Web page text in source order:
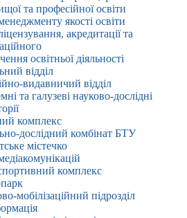
та професійної освіти
якості освіти
акредитації та
освітньої діяльності
відділ
видавничий відділ
та галузеві науково-дослідні
комплекс
дослідний комбінат БТУ
містечко
комплекс
мобілізаційний підрозділ